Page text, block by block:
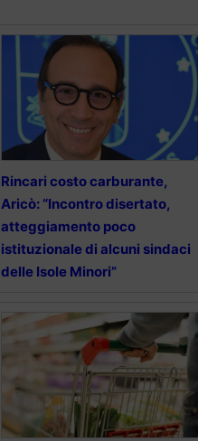
Rincari costo carburante,
Aricò: “Incontro disertato,
atteggiamento poco
istituzionale di alcuni sindaci
delle Isole Minori”